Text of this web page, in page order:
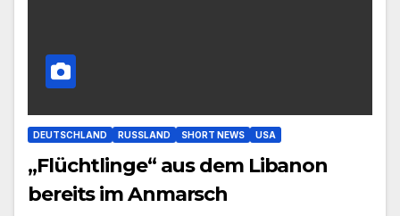
DEUTSCHLAND RUSSLAND SHORT NEWS USA
„Flüchtlinge“ aus dem Libanon
bereits im Anmarsch